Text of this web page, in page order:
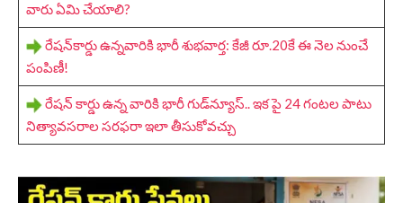
వారు ఏమి చేయాలి?
రేషన్‌కార్డు ఉన్నవారికి భారీ శుభవార్త: కేజీ రూ.20కే ఈ నెల నుంచే
పంపిణీ!
రేషన్ కార్డు ఉన్న వారికి భారీ గుడ్‌న్యూస్.. ఇక పై 24 గంటల పాటు
నిత్యావసరాల సరఫరా ఇలా తీసుకోవచ్చు